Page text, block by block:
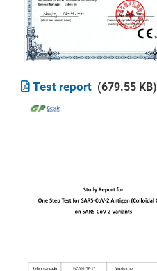
Test report (679.55 KB)